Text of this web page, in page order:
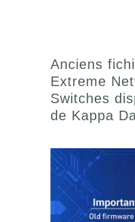
Anciens
Extreme
Switches
de Kappa